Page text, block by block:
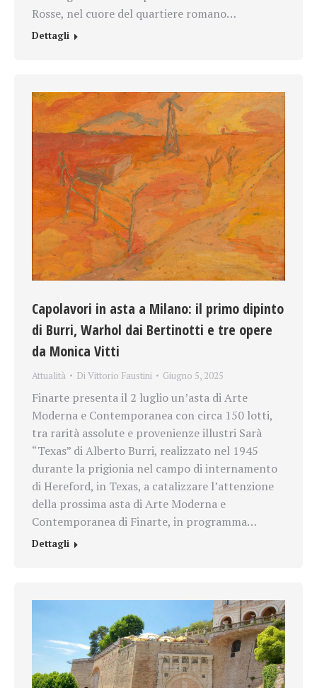
Rosse, nel cuore del quartiere romano…
Dettagli
Capolavori in asta a Milano: il primo dipinto
di Burri, Warhol dai Bertinotti e tre opere
da Monica Vitti
Attualità DiVittorio Faustini Giugno 5, 2025
Finarte presenta il 2 luglio un’asta di Arte
Moderna e Contemporanea con circa 150 lotti,
tra rarità assolute e provenienze illustri Sarà
“Texas” di Alberto Burri, realizzato nel 1945
durante la prigionia nel campo di internamento
di Hereford, in Texas, a catalizzare l’attenzione
della prossima asta di Arte Moderna e
Contemporanea di Finarte, in programma…
Dettagli